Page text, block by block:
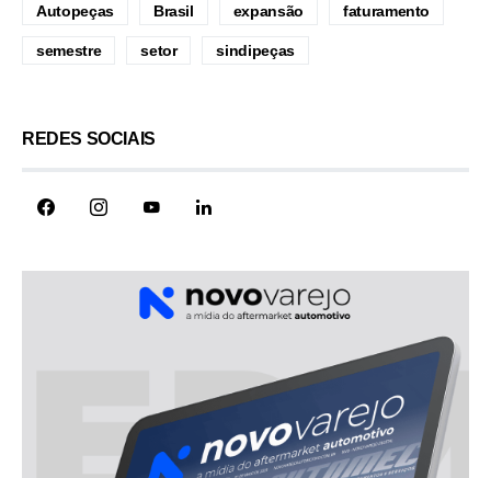
Autopeças Brasil expansão faturamento
semestre setor sindipeças
REDES SOCIAIS